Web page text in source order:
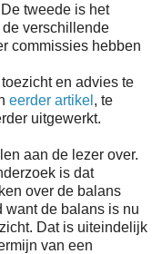
tweede is het
verschillende
commissies hebben
en advies te
eerder artikel , te
uitgewerkt.
aan de lezer over.
is dat
over de balans
want de balans is nu
Dat is uiteindelijk
van een